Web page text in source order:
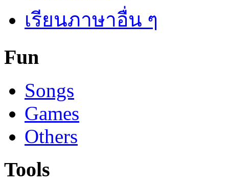
เรียนภาษาอื่น ๆ
Fun
Songs
Games
Others
Tools